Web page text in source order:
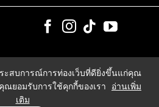
ะสบการณ์การท่องเว็บที่ดียิ่งขึ้นแก่คุณ
ณยอมรับการใช้คุกกี้ของเรา
อ่านเพิ่ม
เติม